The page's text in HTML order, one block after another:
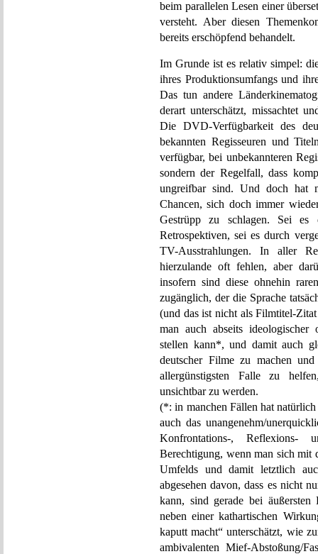
beim parallelen Lesen einer
versteht. Aber diesen
bereits erschöpfend behandelt.
Im Grunde ist es relativ simpel:
ihres Produktionsumfangs und
Das tun andere
derart unterschätzt, missachtet
Die DVD-Verfügbarkeit des
bekannten Regisseuren und
verfügbar, bei unbekannteren
sondern der Regelfall, dass
ungreifbar sind. Und doch hat
Chancen, sich doch immer
Gestrüpp zu schlagen. Sei es
Retrospektiven, sei es durch
TV-Ausstrahlungen. In aller
hierzulande oft fehlen, aber
insofern sind diese ohnehin
zugänglich, der die Sprache
(und das ist nicht als Filmtitel-
man auch abseits ideologischer
stellen kann*, und damit auch
deutscher Filme zu machen
allergünstigsten Falle zu
unsichtbar zu werden.
(*: in manchen Fällen hat natürlich
auch das unangenehm/
Konfrontations-, Reflexions-
Berechtigung, wenn man sich mit
Umfelds und damit letztlich
abgesehen davon, dass es nicht
kann, sind gerade bei
neben einer kathartischen
kaputt macht“ unterschätzt, wie
ambivalenten Mief-Abstoßung/